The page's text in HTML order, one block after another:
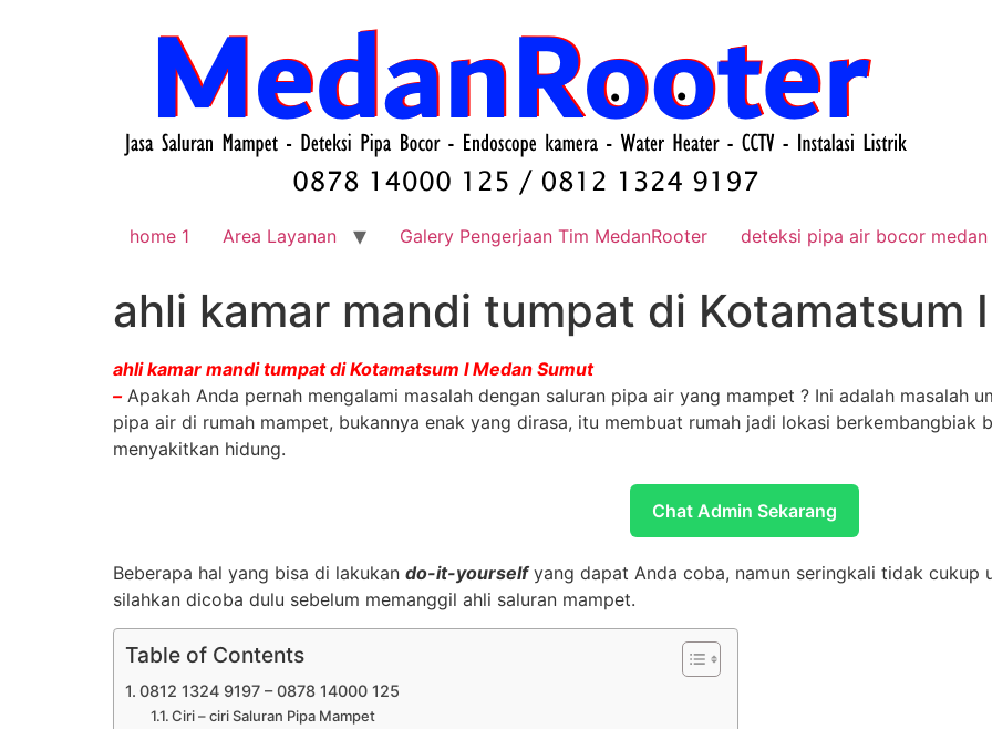
home 1 Area Layanan Galery Pengerjaan Tim MedanRooter deteksi pipa air bocor medan
ahli kamar mandi tumpat di Kotamatsum
ahli kamar mandi tumpat di Kotamatsum I Medan Sumut
–Apakah Anda pernah mengalami masalah dengan saluran pipa air yang mampet ? Ini adalah masalah
pipa air di rumah mampet, bukannya enak yang dirasa, itu membuat rumah jadi lokasi berkembangbiak
menyakitkan hidung.
Chat Admin Sekarang
Beberapa hal yang bisa di lakukan do-it-yourselfyang dapat Anda coba, namun seringkali tidak cukup
silahkan dicoba dulu sebelum memanggil ahli saluran mampet.
Table of Contents
0812 1324 9197 – 0878 14000 125
Ciri – ciri Saluran Pipa Mampet